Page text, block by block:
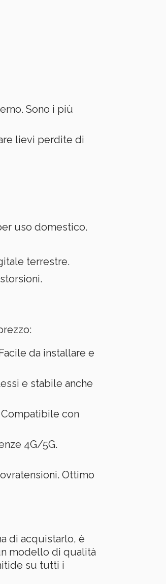
Sono i più
lievi perdite di
uso domestico.
terrestre.
da installare e
e stabile anche
con
4G/5G.
Ottimo
di acquistarlo, è
modello di qualità
su tutti i